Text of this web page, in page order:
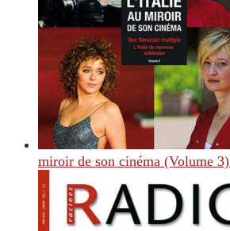
miroir de son cinéma (Volume 3)